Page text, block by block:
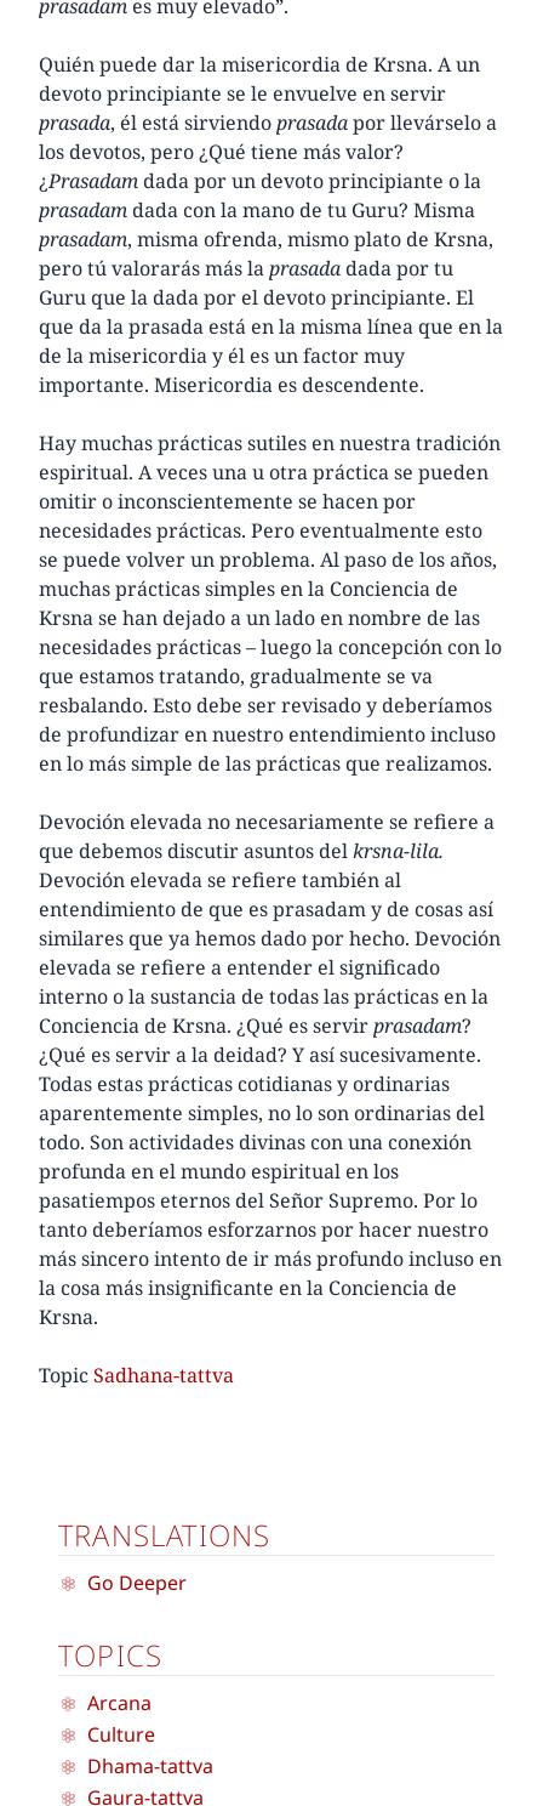
prasadames muy elevado”.
Quién puede dar la misericordia de Krsna. A un
devoto principiante se le envuelve en servir
prasada, él está sirviendoprasadapor llevárselo a
los devotos, pero ¿Qué tiene más valor?
¿Prasadamdada por un devoto principiante o la
prasadamdada con la mano de tu Guru? Misma
prasadam, misma ofrenda, mismo plato de Krsna,
pero tú valorarás más laprasadadada por tu
Guru que la dada por el devoto principiante. El
que da la prasada está en la misma línea que en la
de la misericordia y él es un factor muy
importante. Misericordia es descendente.
Hay muchas prácticas sutiles en nuestra tradición
espiritual. A veces una u otra práctica se pueden
omitir o inconscientemente se hacen por
necesidades prácticas. Pero eventualmente esto
se puede volver un problema. Al paso de los años,
muchas prácticas simples en la Conciencia de
Krsna se han dejado a un lado en nombre de las
necesidades prácticas – luego la concepción con lo
que estamos tratando, gradualmente se va
resbalando. Esto debe ser revisado y deberíamos
de profundizar en nuestro entendimiento incluso
en lo más simple de las prácticas que realizamos.
Devoción elevada no necesariamente se refiere a
que debemos discutir asuntos delkrsna-lila.
Devoción elevada se refiere también al
entendimiento de que es prasadam y de cosas así
similares que ya hemos dado por hecho. Devoción
elevada se refiere a entender el significado
interno o la sustancia de todas las prácticas en la
Conciencia de Krsna. ¿Qué es servirprasadam?
¿Qué es servir a la deidad? Y así sucesivamente.
Todas estas prácticas cotidianas y ordinarias
aparentemente simples, no lo son ordinarias del
todo. Son actividades divinas con una conexión
profunda en el mundo espiritual en los
pasatiempos eternos del Señor Supremo. Por lo
tanto deberíamos esforzarnos por hacer nuestro
más sincero intento de ir más profundo incluso en
la cosa más insignificante en la Conciencia de
Krsna.
TopicSadhana-tattva
TRANSLATIONS
Go Deeper
TOPICS
Arcana
Culture
Dhama-tattva
Gaura-tattva